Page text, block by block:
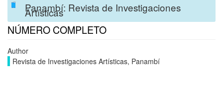
Panambí: Revista de Investigaciones
Artísticas
NÚMERO COMPLETO
Author
Revista de Investigaciones Artísticas, Panambí